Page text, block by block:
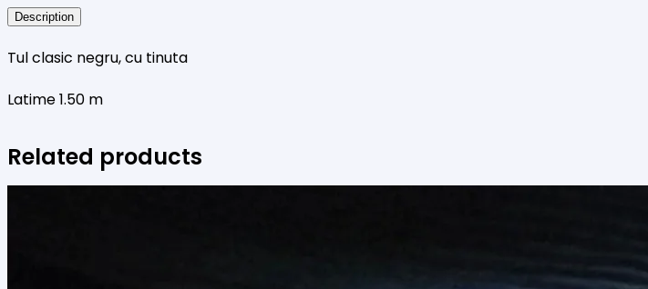
Description
Tul clasic negru, cu tinuta
Latime 1.50 m
Related products